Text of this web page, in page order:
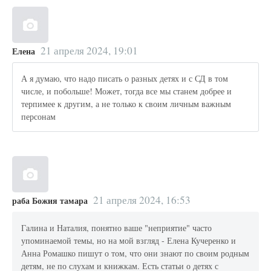
Елена 21 апреля 2024, 19:01
А я думаю, что надо писать о разных детях и с СД в том
числе, и побольше! Может, тогда все мы станем добрее и
терпимее к другим, а не только к своим личным важным
персонам
раба Божия тамара 21 апреля 2024, 16:53
Галина и Наталия, понятно ваше "неприятие" часто
упоминаемой темы, но на мой взгляд - Елена Кучеренко и
Анна Ромашко пишут о том, что они знают по своим родным
детям, не по слухам и книжкам. Есть статьи о детях с